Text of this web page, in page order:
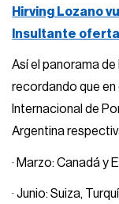
Hirving Lozano
Insultante
Así el panorama
recordando que
Internacional de
Argentina
· Marzo: Canadá y
· Junio: Suiza,